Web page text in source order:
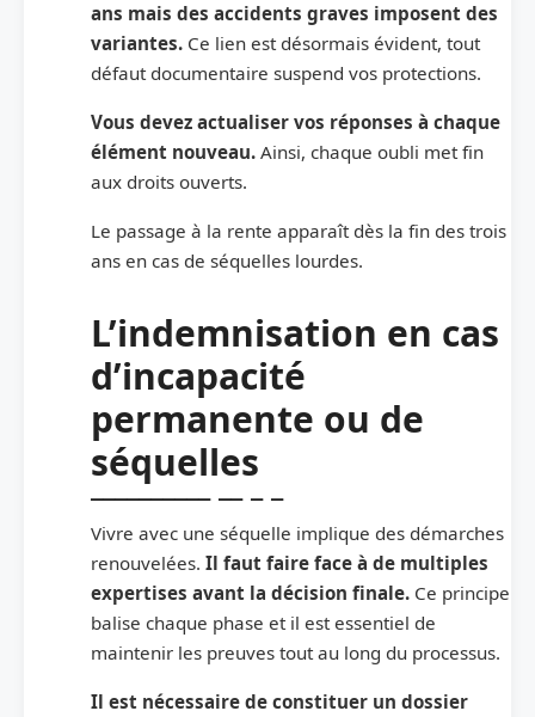
ans mais des accidents graves imposent des
variantes. Ce lien est désormais évident, tout
défaut documentaire suspend vos protections.
Vous devez actualiser vos réponses à chaque
élément nouveau. Ainsi, chaque oubli met fin
aux droits ouverts.
Le passage à la rente apparaît dès la fin des trois
ans en cas de séquelles lourdes.
L’indemnisation en cas
d’incapacité
permanente ou de
séquelles
Vivre avec une séquelle implique des démarches
renouvelées. Il faut faire face à de multiples
expertises avant la décision finale. Ce principe
balise chaque phase et il est essentiel de
maintenir les preuves tout au long du processus.
Il est nécessaire de constituer un dossier